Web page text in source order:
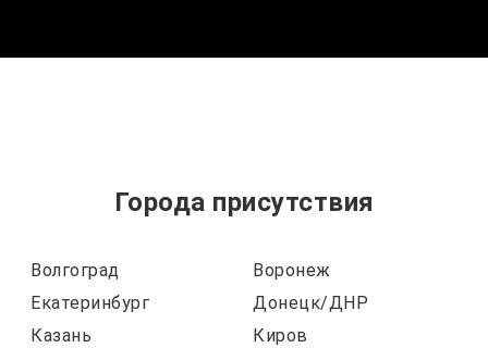
Города присутствия
Волгоград
Воронеж
Екатеринбург
Донецк/ДНР
Казань
Киров